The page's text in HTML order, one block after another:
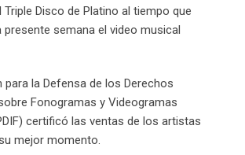
Disco de Platino al tiempo que
presente semana el video musical
para la Defensa de los Derechos
Fonogramas y Videogramas
certificó las ventas de los artistas
mejor momento.